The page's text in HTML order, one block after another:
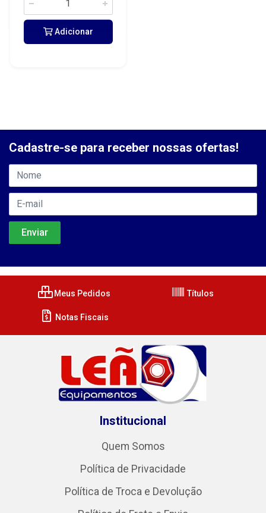
Adicionar
Cadastre-se para receber nossas ofertas!
Meus Pedidos Títulos
Notas Fiscais
Institucional
Quem Somos
Política de Privacidade
Política de Troca e Devolução